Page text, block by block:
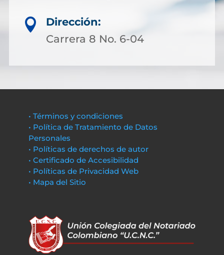

Dirección:
Carrera 8 No. 6-04
• Términos y condiciones
• Política de Tratamiento de Datos
Personales
• Políticas de derechos de autor
• Certificado de Accesibilidad
• Políticas de Privacidad Web
• Mapa del Sitio